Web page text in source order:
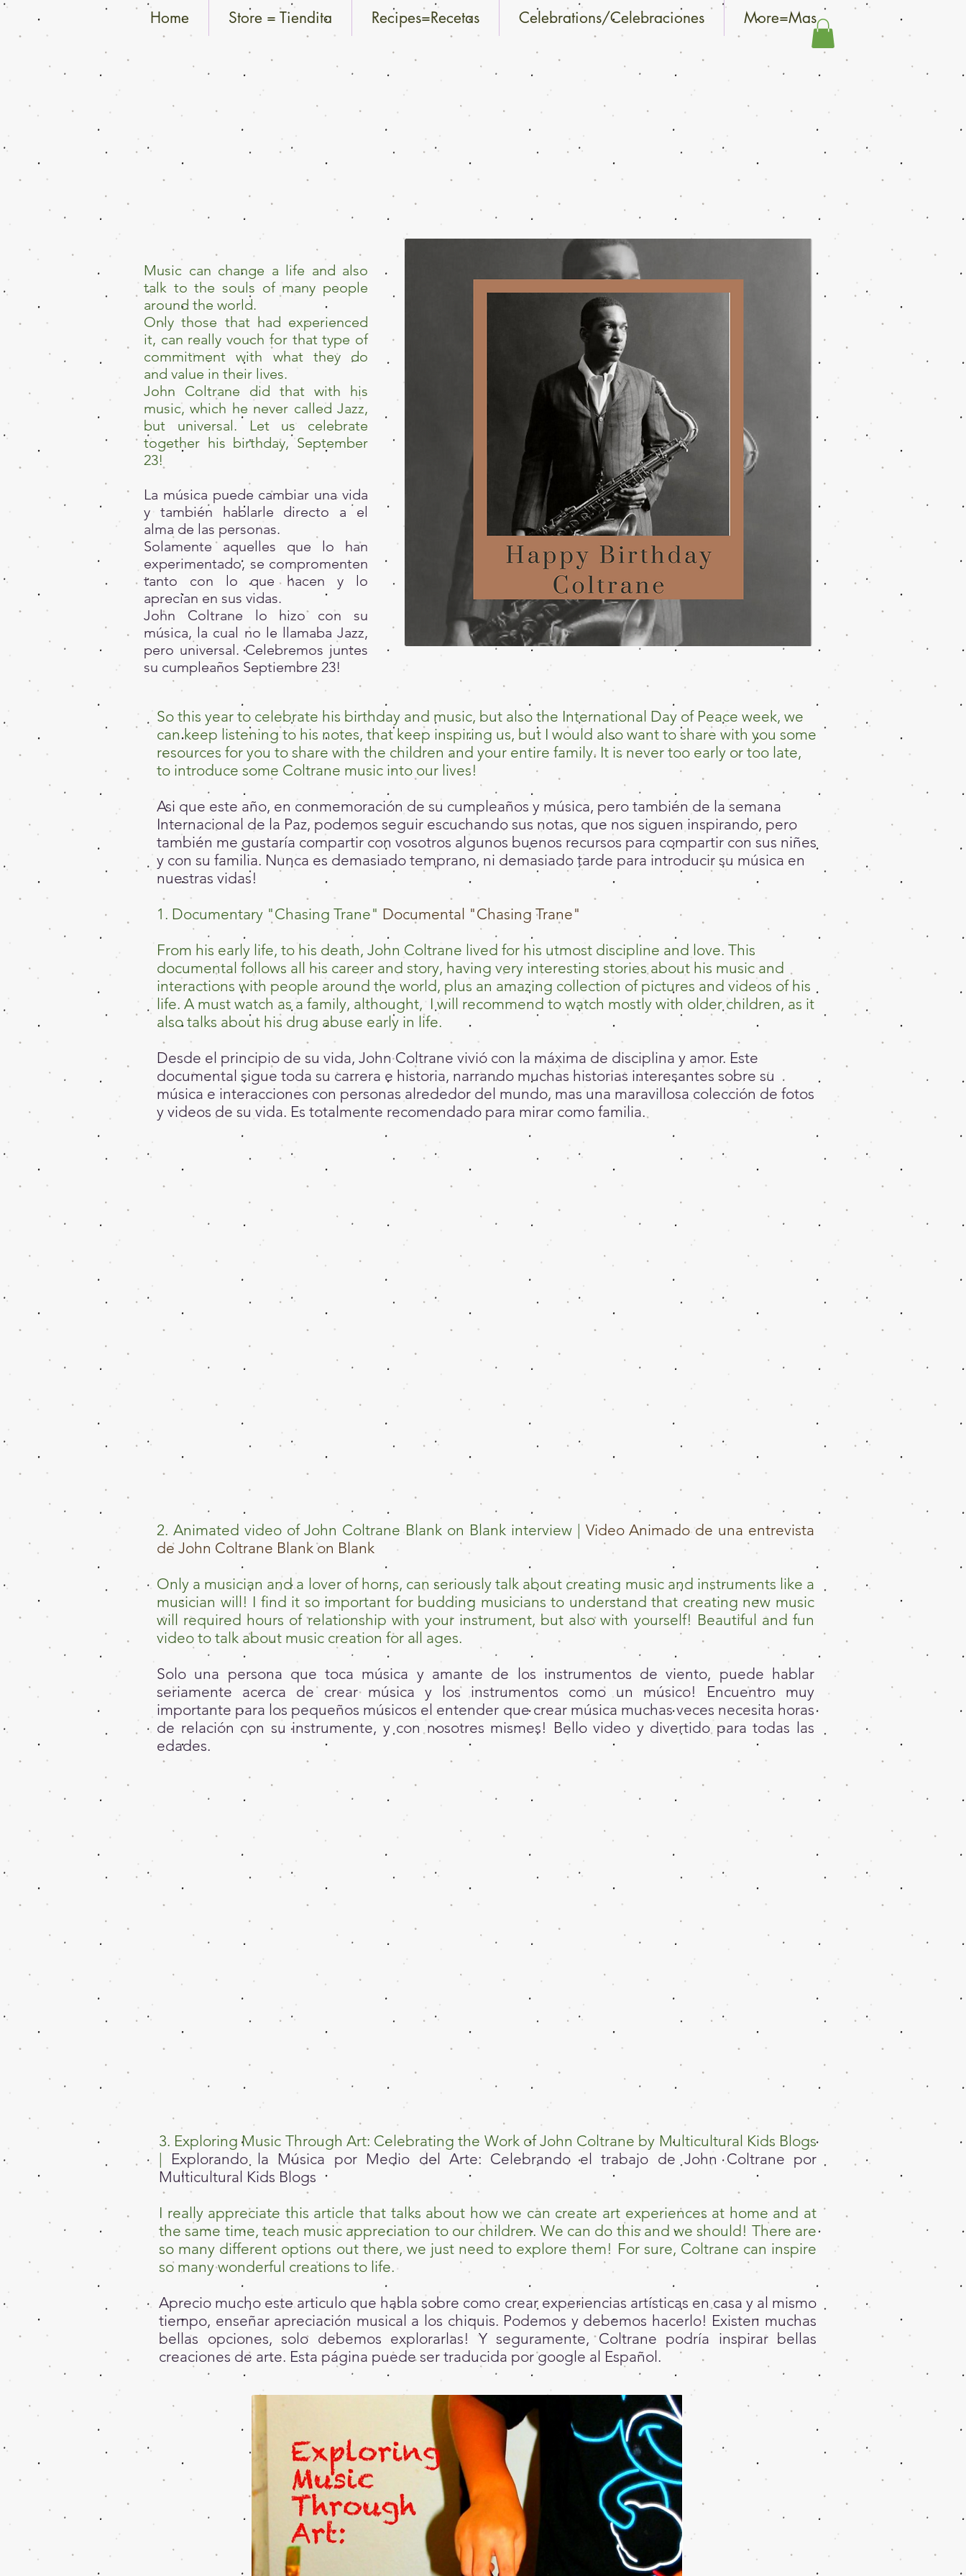
Home Store = Tiendita Recipes=Recetas Celebrations/Celebraciones More=Mas
Music can change a life and also
talk to the souls of many people
around the world.
Only those that had experienced
it, can really vouch for that type of
commitment with what they do
and value in their lives.
John Coltrane did that with his
music, which he never called Jazz,
but universal. Let us celebrate
together his birthday, September
23!
La música puede cambiar una vida
y también hablarle directo a el
alma de las personas.
Solamente aquelles que lo han
experimentado, se compromenten
tanto con lo que hacen y lo
aprecian en sus vidas.
John Coltrane lo hizo con su
música, la cual no le llamaba Jazz,
pero universal. Celebremos juntes
su cumpleaños Septiembre 23!
So this year to celebrate his birthday and music, but also the International Day of Peace week, we
can keep listening to his notes, that keep inspiring us, but I would also want to share with you some
resources for you to share with the children and your entire family. It is never too early or too late,
to introduce some Coltrane music into our lives!
Asi que este año, en conmemoración de su cumpleaños y música, pero también de la semana
Internacional de la Paz, podemos seguir escuchando sus notas, que nos siguen inspirando, pero
también me gustaría compartir con vosotros algunos buenos recursos para compartir con sus niñes
y con su familia. Nunca es demasiado temprano, ni demasiado tarde para introducir su música en
nuestras vidas!
1. Documentary "Chasing Trane" Documental "Chasing Trane"
From his early life, to his death, John Coltrane lived for his utmost discipline and love. This
documental follows all his career and story, having very interesting stories about his music and
interactions with people around the world, plus an amazing collection of pictures and videos of his
life. A must watch as a family, althought, I will recommend to watch mostly with older children, as it
also talks about his drug abuse early in life.
Desde el principio de su vida, John Coltrane vivió con la máxima de disciplina y amor. Este
documental sigue toda su carrera e historia, narrando muchas historias interesantes sobre su
música e interacciones con personas alrededor del mundo, mas una maravillosa colección de fotos
y videos de su vida. Es totalmente recomendado para mirar como familia.
2. Animated video of John Coltrane Blank on Blank interview | Video Animado de una entrevista
de John Coltrane Blank on Blank
Only a musician and a lover of horns, can seriously talk about creating music and instruments like a
musician will! I find it so important for budding musicians to understand that creating new music
will required hours of relationship with your instrument, but also with yourself! Beautiful and fun
video to talk about music creation for all ages.
Solo una persona que toca música y amante de los instrumentos de viento, puede hablar
seriamente acerca de crear música y los instrumentos como un músico! Encuentro muy
importante para los pequeños músicos el entender que crear música muchas veces necesita horas
de relación con su instrumente, y con nosotres mismes! Bello video y divertido para todas las
edades.
3. Exploring Music Through Art: Celebrating the Work of John Coltrane by Multicultural Kids Blogs
| Explorando la Música por Medio del Arte: Celebrando el trabajo de John Coltrane por
Multicultural Kids Blogs
I really appreciate this article that talks about how we can create art experiences at home and at
the same time, teach music appreciation to our children. We can do this and we should! There are
so many different options out there, we just need to explore them! For sure, Coltrane can inspire
so many wonderful creations to life.
Aprecio mucho este articulo que habla sobre como crear experiencias artísticas en casa y al mismo
tiempo, enseñar apreciación musical a los chiquis. Podemos y debemos hacerlo! Existen muchas
bellas opciones, solo debemos explorarlas! Y seguramente, Coltrane podría inspirar bellas
creaciones de arte. Esta página puede ser traducida por google al Español.